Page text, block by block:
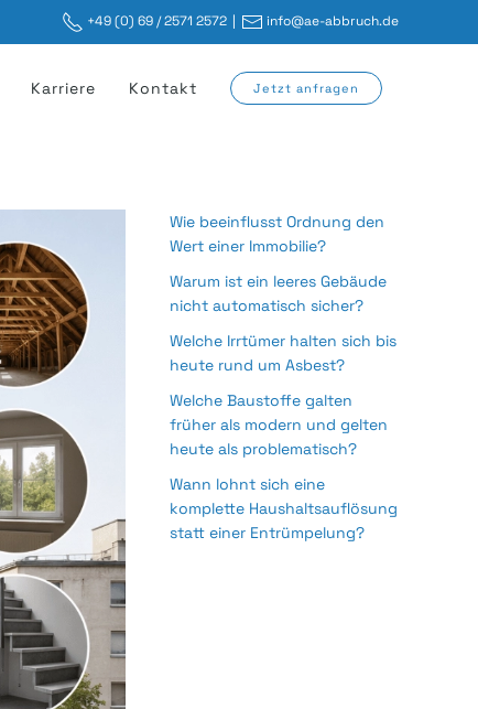
+49 (0) 69 / 2571 2572 | info@ae-abbruch.de
Karriere Kontakt Jetzt anfragen
Wie beeinflusst Ordnung den
Wert einer Immobilie?
Warum ist ein leeres Gebäude
nicht automatisch sicher?
Welche Irrtümer halten sich bis
heute rund um Asbest?
Welche Baustoffe galten
früher als modern und gelten
heute als problematisch?
Wann lohnt sich eine
komplette Haushaltsauflösung
statt einer Entrümpelung?